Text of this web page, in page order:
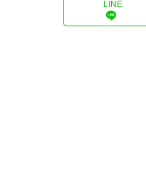
LINE